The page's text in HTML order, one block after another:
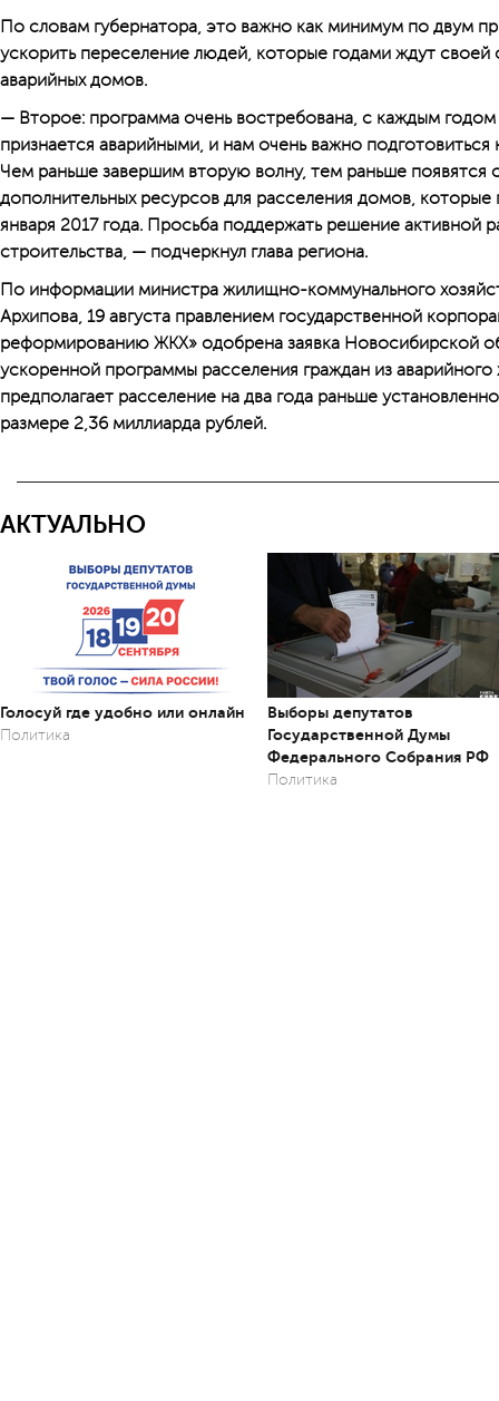
По словам губернатора, это важно как минимум по двум
ускорить переселение людей, которые годами ждут своей
аварийных домов.
— Второе: программа очень востребована, с каждым
признается аварийными, и нам очень важно
Чем раньше завершим вторую волну, тем раньше появятся
дополнительных ресурсов для расселения домов,
января 2017 года. Просьба поддержать решение активной
строительства, — подчеркнул глава региона.
По информации министра жилищно-коммунального
Архипова, 19 августа правлением государственной
реформированию ЖКХ» одобрена заявка Новосибирской
ускоренной программы расселения граждан из
предполагает расселение на два года раньше
размере 2,36 миллиарда рублей.
АКТУАЛЬНО
Голосуй где удобно или онлайн
Политика
Выборы депутатов
Государственной Думы
Федерального Собрания РФ
Политика